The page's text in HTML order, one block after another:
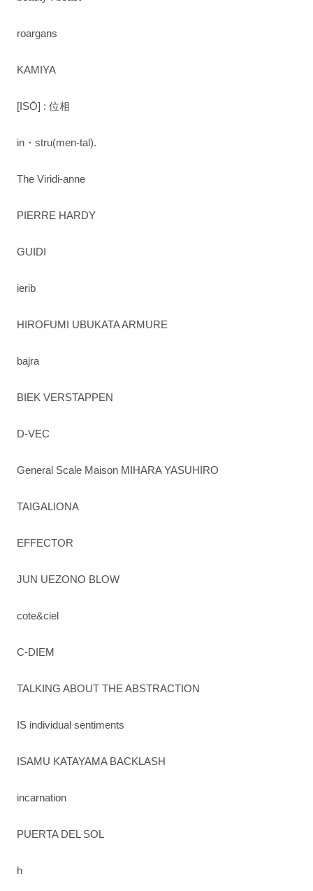
roargans
KAMIYA
[ISŌ] : 位相
in・stru(men-tal).
The Viridi-anne
PIERRE HARDY
GUIDI
ierib
HIROFUMI UBUKATA ARMURE
bajra
BIEK VERSTAPPEN
D-VEC
General Scale Maison MIHARA YASUHIRO
TAIGALIONA
EFFECTOR
JUN UEZONO BLOW
cote&ciel
C-DIEM
TALKING ABOUT THE ABSTRACTION
IS individual sentiments
ISAMU KATAYAMA BACKLASH
incarnation
PUERTA DEL SOL
h